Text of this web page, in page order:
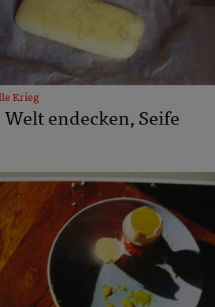
Krieg
Welt endecken, Seife